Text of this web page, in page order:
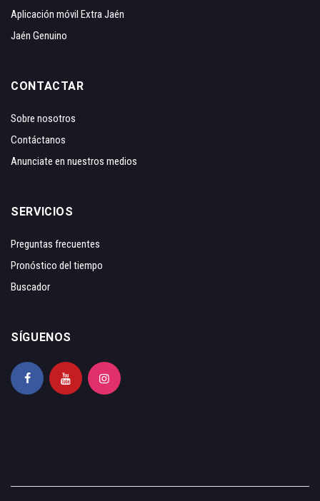
Aplicación móvil Extra Jaén
Jaén Genuino
CONTACTAR
Sobre nosotros
Contáctanos
Anunciate en nuestros medios
SERVICIOS
Preguntas frecuentes
Pronóstico del tiempo
Buscador
SÍGUENOS